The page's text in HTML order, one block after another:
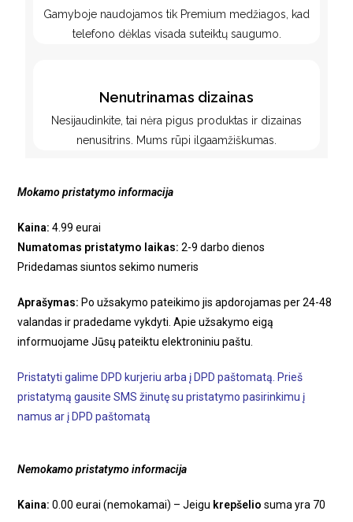
Gamyboje naudojamos tik Premium medžiagos, kad
telefono dėklas visada suteiktų saugumo.
Nenutrinamas dizainas
Nesijaudinkite, tai nėra pigus produktas ir dizainas
nenusitrins. Mums rūpi ilgaamžiškumas.
Mokamo pristatymo informacija
Kaina: 4.99 eurai
Numatomas pristatymo laikas: 2-9 darbo dienos
Pridedamas siuntos sekimo numeris
Aprašymas: Po užsakymo pateikimo jis apdorojamas per 24-48
valandas ir pradedame vykdyti. Apie užsakymo eigą
informuojame Jūsų pateiktu elektroniniu paštu.
Pristatyti galime DPD kurjeriu arba į DPD paštomatą. Prieš
pristatymą gausite SMS žinutę su pristatymo pasirinkimu į
namus ar į DPD paštomatą
Nemokamo pristatymo informacija
Kaina: 0.00 eurai (nemokamai) – Jeigu krepšelio suma yra 70